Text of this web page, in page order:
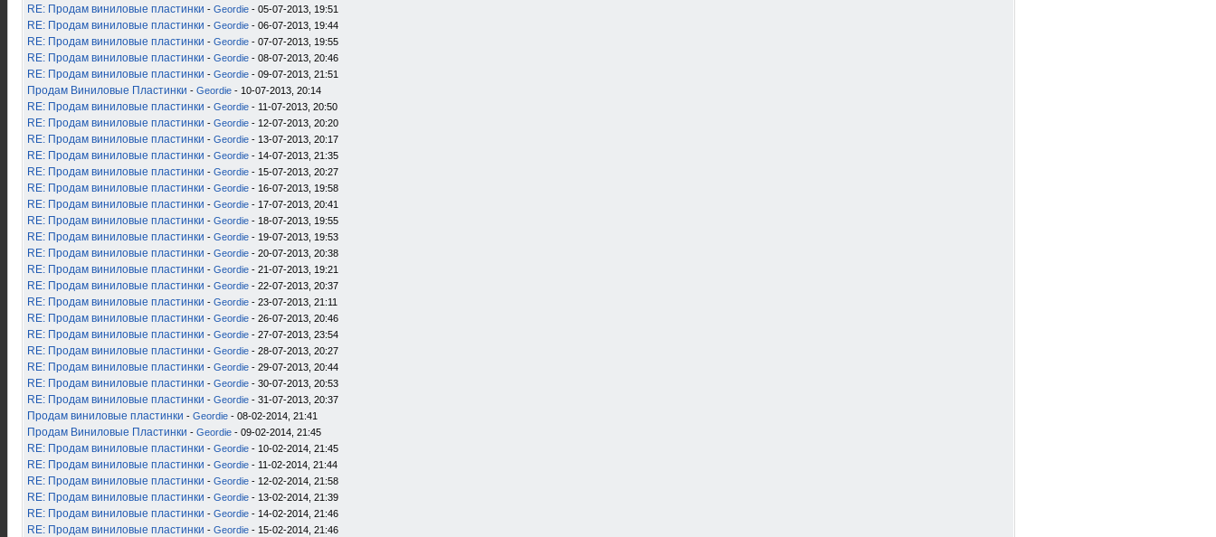
RE: Продам виниловые пластинки - Geordie - 05-07-2013, 19:51
RE: Продам виниловые пластинки - Geordie - 06-07-2013, 19:44
RE: Продам виниловые пластинки - Geordie - 07-07-2013, 19:55
RE: Продам виниловые пластинки - Geordie - 08-07-2013, 20:46
RE: Продам виниловые пластинки - Geordie - 09-07-2013, 21:51
Продам Виниловые Пластинки - Geordie - 10-07-2013, 20:14
RE: Продам виниловые пластинки - Geordie - 11-07-2013, 20:50
RE: Продам виниловые пластинки - Geordie - 12-07-2013, 20:20
RE: Продам виниловые пластинки - Geordie - 13-07-2013, 20:17
RE: Продам виниловые пластинки - Geordie - 14-07-2013, 21:35
RE: Продам виниловые пластинки - Geordie - 15-07-2013, 20:27
RE: Продам виниловые пластинки - Geordie - 16-07-2013, 19:58
RE: Продам виниловые пластинки - Geordie - 17-07-2013, 20:41
RE: Продам виниловые пластинки - Geordie - 18-07-2013, 19:55
RE: Продам виниловые пластинки - Geordie - 19-07-2013, 19:53
RE: Продам виниловые пластинки - Geordie - 20-07-2013, 20:38
RE: Продам виниловые пластинки - Geordie - 21-07-2013, 19:21
RE: Продам виниловые пластинки - Geordie - 22-07-2013, 20:37
RE: Продам виниловые пластинки - Geordie - 23-07-2013, 21:11
RE: Продам виниловые пластинки - Geordie - 26-07-2013, 20:46
RE: Продам виниловые пластинки - Geordie - 27-07-2013, 23:54
RE: Продам виниловые пластинки - Geordie - 28-07-2013, 20:27
RE: Продам виниловые пластинки - Geordie - 29-07-2013, 20:44
RE: Продам виниловые пластинки - Geordie - 30-07-2013, 20:53
RE: Продам виниловые пластинки - Geordie - 31-07-2013, 20:37
Продам виниловые пластинки - Geordie - 08-02-2014, 21:41
Продам Виниловые Пластинки - Geordie - 09-02-2014, 21:45
RE: Продам виниловые пластинки - Geordie - 10-02-2014, 21:45
RE: Продам виниловые пластинки - Geordie - 11-02-2014, 21:44
RE: Продам виниловые пластинки - Geordie - 12-02-2014, 21:58
RE: Продам виниловые пластинки - Geordie - 13-02-2014, 21:39
RE: Продам виниловые пластинки - Geordie - 14-02-2014, 21:46
RE: Продам виниловые пластинки - Geordie - 15-02-2014, 21:46